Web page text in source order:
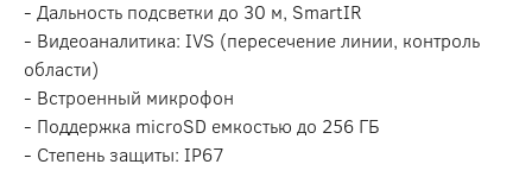
- Дальность подсветки до 30 м, SmartIR
- Видеоаналитика: IVS (пересечение линии, контроль
области)
- Встроенный микрофон
- Поддержка microSD емкостью до 256 ГБ
- Степень защиты: IP67